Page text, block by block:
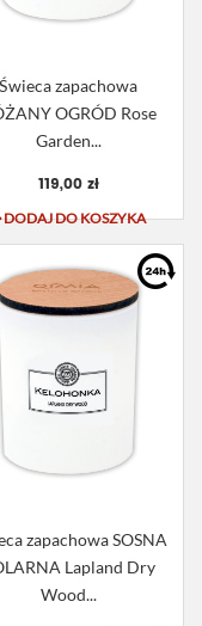
Świeca zapachowa
OGRÓD Rose
Garden...
119,00 zł
DODAJ DO KOSZYKA
zapachowa SOSNA
Lapland Dry
Wood...